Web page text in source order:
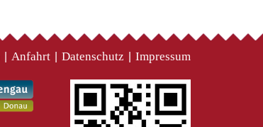
Anfahrt Datenschutz Impressum